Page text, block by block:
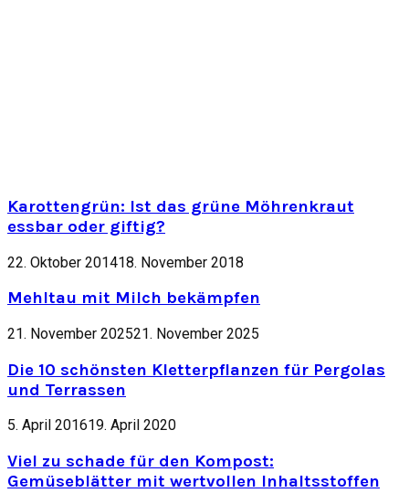
Karottengrün: Ist das grüne Möhrenkraut
essbar oder giftig?
22. Oktober 201418. November 2018
Mehltau mit Milch bekämpfen
21. November 202521. November 2025
Die 10 schönsten Kletterpflanzen für Pergolas
und Terrassen
5. April 201619. April 2020
Viel zu schade für den Kompost:
Gemüseblätter mit wertvollen Inhaltsstoffen